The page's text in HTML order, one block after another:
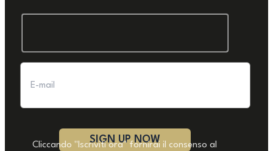
Cliccando "Iscriviti ora" fornirai il consenso al